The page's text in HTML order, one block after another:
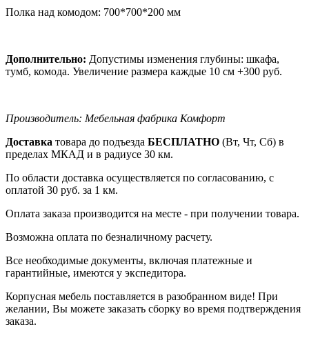
Полка над комодом: 700*700*200 мм
Дополнительно: Допустимы изменения глубины: шкафа,
тумб, комода. Увеличение размера каждые 10 см +300 руб.
Производитель: Мебельная фабрика Комфорт
Доставка товара до подъезда БЕСПЛАТНО (Вт, Чт, Сб) в
пределах МКАД и в радиусе 30 км.
По области доставка осуществляется по согласованию, с
оплатой 30 руб. за 1 км.
Оплата заказа производится на месте - при получении товара.
Возможна оплата по безналичному расчету.
Все необходимые документы, включая платежные и
гарантийные, имеются у экспедитора.
Корпусная мебель поставляется в разобранном виде! При
желании, Вы можете заказать сборку во время подтверждения
заказа.